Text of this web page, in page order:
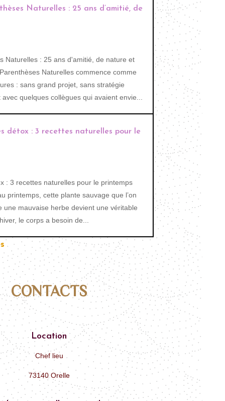
Naturelles : 25 ans d’amitié, de
Naturelles : 25 ans d'amitié, de nature et
Naturelles commence comme
: sans grand projet, sans stratégie
quelques collègues qui avaient envie...
détox : 3 recettes naturelles pour le
: 3 recettes naturelles pour le printemps
printemps, cette plante sauvage que l’on
une mauvaise herbe devient une véritable
le corps a besoin de...
CONTACTS
Location
Chef lieu
73140 Orelle